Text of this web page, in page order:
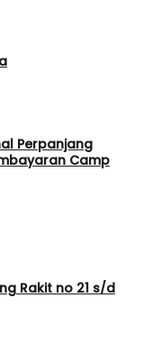
Perpanjang
Camp
Rakit no 21 s/d